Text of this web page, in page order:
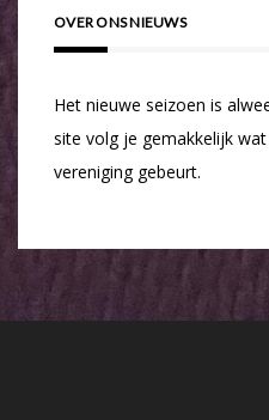
OVER ONS NIEUWS
Het nieuwe seizoen is
site volg je gemakkelijk
vereniging gebeurt.